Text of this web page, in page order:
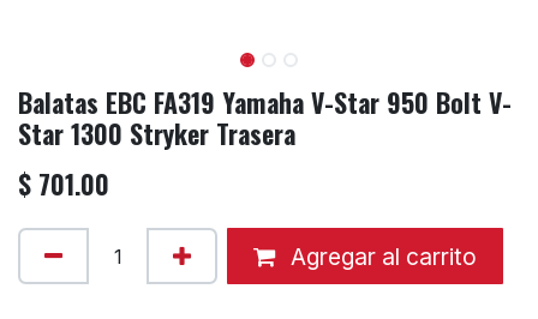
Balatas EBC FA319 Yamaha V-Star 950 Bolt V-
Star 1300 Stryker Trasera
$ 701.00
Agregar al carrito